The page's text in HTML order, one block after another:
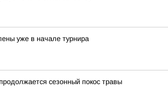
уже в начале турнира
сезонный покос травы